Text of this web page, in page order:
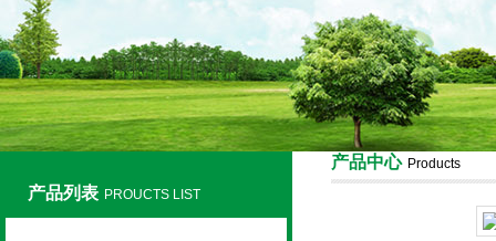
产品列表 PROUCTS LIST
产品中心 Products